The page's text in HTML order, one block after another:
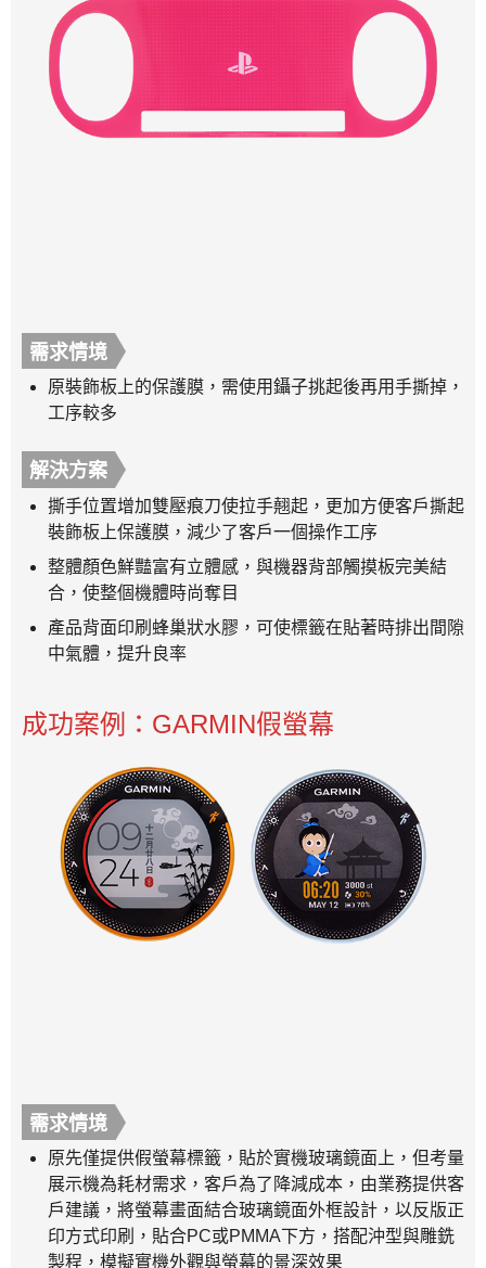
需求情境
原裝飾板上的保護膜，需使用鑷子挑起後再用手撕掉，
工序較多
解決方案
撕手位置增加雙壓痕刀使拉手翹起，更加方便客戶撕起
裝飾板上保護膜，減少了客戶一個操作工序
整體顏色鮮豔富有立體感，與機器背部觸摸板完美結
合，使整個機體時尚奪目
產品背面印刷蜂巢狀水膠，可使標籤在貼著時排出間隙
中氣體，提升良率
成功案例：GARMIN假螢幕
需求情境
原先僅提供假螢幕標籤，貼於實機玻璃鏡面上，但考量
展示機為耗材需求，客戶為了降減成本，由業務提供客
戶建議，將螢幕畫面結合玻璃鏡面外框設計，以反版正
印方式印刷，貼合PC或PMMA下方，搭配沖型與雕銑
製程，模擬實機外觀與螢幕的景深效果